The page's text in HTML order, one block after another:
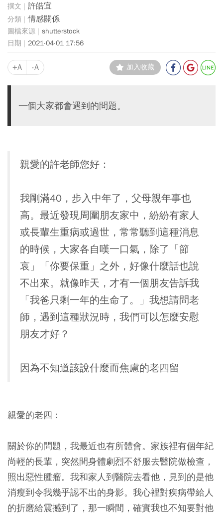
許皓宜
情感關係
shutterstock
2021-04-01 17:56
+A -A 加入收藏
一個大家都會遇到的問題。
親愛的許老師您好：
我剛滿40，步入中年了，父母親年事也
高。最近發現周圍朋友家中，紛紛有家人
或長輩生重病或過世，常常聽到這種消息
的時候，大家各自嘆一口氣，除了「節
哀」「你要保重」之外，好像什麼話也說
不出來。就像昨天，才有一個朋友告訴我
「我爸只剩一年的生命了。」我想請問老
師，遇到這種狀況時，我們可以怎麼安慰
朋友才好？
因為不知道該說什麼而焦慮的老四留
親愛的老四：
關於你的問題，我最近也有所體會。家族裡有個年紀
尚輕的長輩，突然間身體劇烈不舒服去醫院做檢查，
照出惡性腫瘤。我和家人到醫院去看他，見到的是他
消瘦到令我幾乎認不出的身影。我心裡對疾病帶給人
的折磨給震撼到了，那一瞬間，確實我也不知要對他